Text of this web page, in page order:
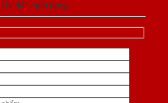
khi đặt mua hàng.